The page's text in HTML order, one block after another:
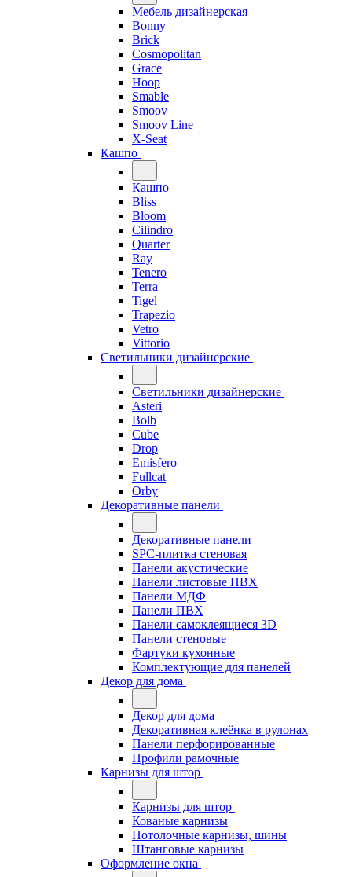
Мебель дизайнерская
Bonny
Brick
Cosmopolitan
Grace
Hoop
Smable
Smoov
Smoov Line
X-Seat
Кашпо
Кашпо
Bliss
Bloom
Cilindro
Quarter
Ray
Tenero
Terra
Tigel
Trapezio
Vetro
Vittorio
Светильники дизайнерские
Светильники дизайнерские
Asteri
Bolb
Cube
Drop
Emisfero
Fullcat
Orby
Декоративные панели
Декоративные панели
SPC-плитка стеновая
Панели акустические
Панели листовые ПВХ
Панели МДФ
Панели ПВХ
Панели самоклеящиеся 3D
Панели стеновые
Фартуки кухонные
Комплектующие для панелей
Декор для дома
Декор для дома
Декоративная клеёнка в рулонах
Панели перфорированные
Профили рамочные
Карнизы для штор
Карнизы для штор
Кованые карнизы
Потолочные карнизы, шины
Штанговые карнизы
Оформление окна